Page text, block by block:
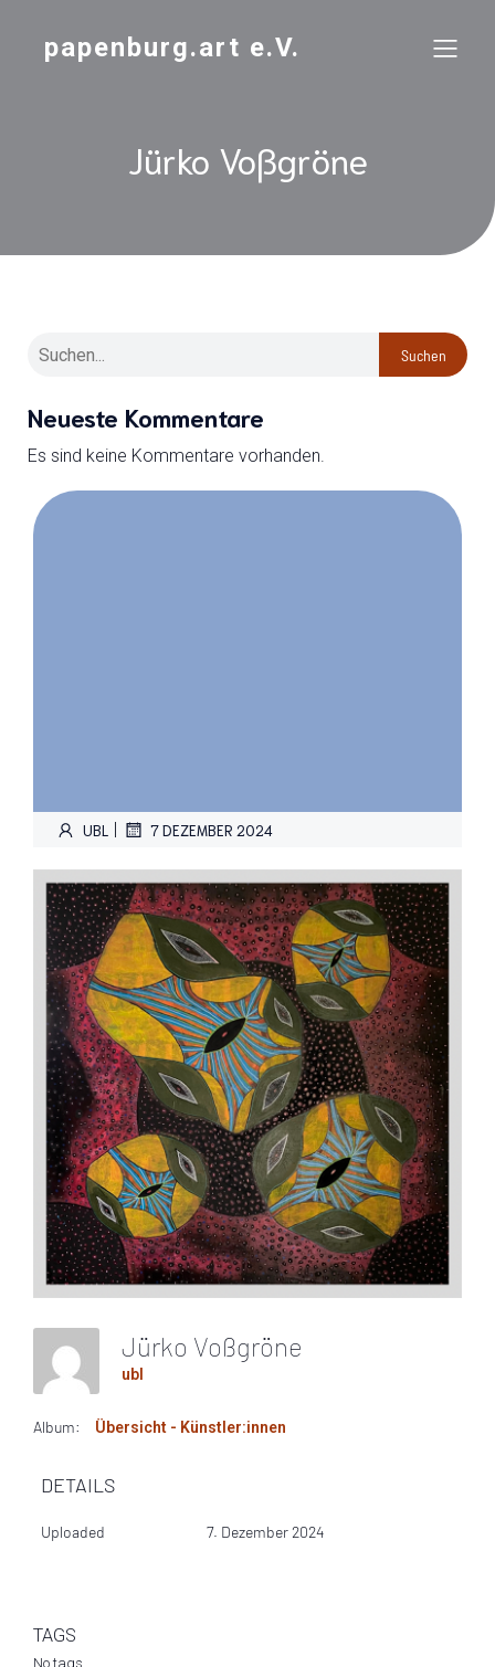
papenburg.art e.V.
Jürko Voßgröne
Suchen
Neueste Kommentare
Es sind keine Kommentare vorhanden.
UBL | 7 DEZEMBER 2024
ubl
Album: Übersicht - Künstler:innen
DETAILS
Uploaded 7. Dezember 2024
TAGS
No tags